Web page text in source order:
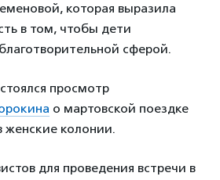
которая выразила
в том, чтобы дети
сферой.
просмотр
о мартовской поездке
женские колонии.
для проведения встречи в